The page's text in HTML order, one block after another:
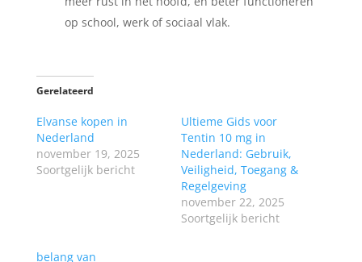
op school, werk of sociaal vlak.
Gerelateerd
Elvanse kopen in
Nederland
november 19, 2025
Soortgelijk bericht
Ultieme Gids voor
Tentin 10 mg in
Nederland: Gebruik,
Veiligheid, Toegang &
Regelgeving
november 22, 2025
Soortgelijk bericht
belang van